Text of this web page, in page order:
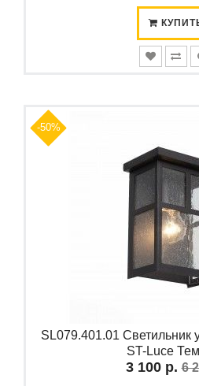
-50%
SL079.401.01 Светильник
ST-Luce
3 100 р. 6